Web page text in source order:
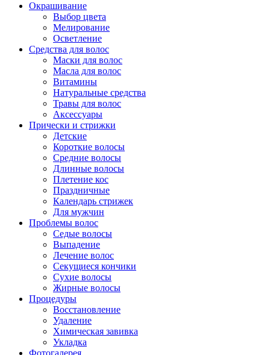
Окрашивание
Выбор цвета
Мелирование
Осветление
Средства для волос
Маски для волос
Масла для волос
Витамины
Натуральные средства
Травы для волос
Аксессуары
Прически и стрижки
Детские
Короткие волосы
Средние волосы
Длинные волосы
Плетение кос
Праздничные
Календарь стрижек
Для мужчин
Проблемы волос
Седые волосы
Выпадение
Лечение волос
Секущиеся кончики
Сухие волосы
Жирные волосы
Процедуры
Восстановление
Удаление
Химическая завивка
Укладка
Фотогалерея